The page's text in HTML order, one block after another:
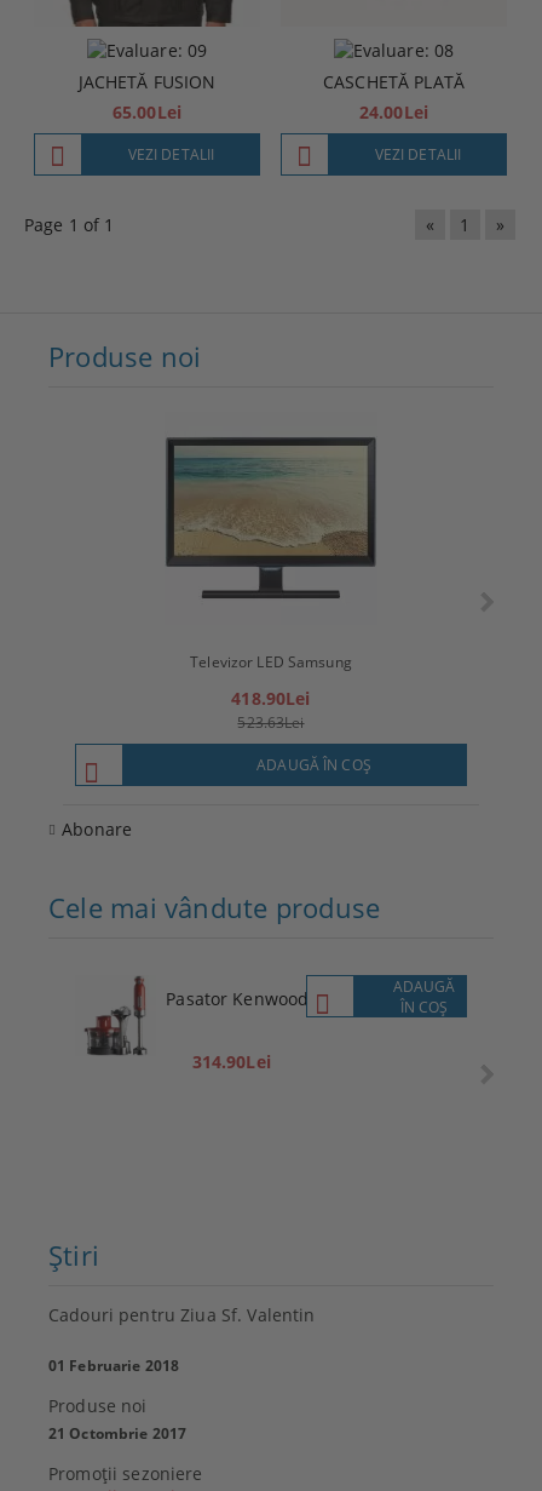
JACHETĂ FUSION
65.00Lei
VEZI DETALII
CASCHETĂ PLATĂ
24.00Lei
VEZI DETALII
Page 1 of 1 « 1 »
Produse noi
Televizor LED Samsung
418.90Lei
523.63Lei
ADAUGĂ ÎN COŞ
Abonare
Cele mai vândute produse
Pasator Kenwood
314.90Lei
ADAUGĂ
ÎN COŞ
Ştiri
Cadouri pentru Ziua Sf. Valentin
01 Februarie 2018
Produse noi
21 Octombrie 2017
Promoţii sezoniere